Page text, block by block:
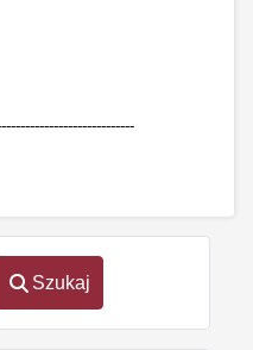
Szukaj